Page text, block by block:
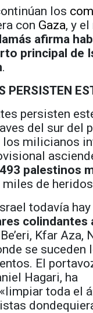
los
con Gaza, y
afirma
principal de
.
PERSISTEN
persisten
del sur del
los milicianos
palestinos
miles de
todavía hay
colindantes
Kfar Aza,
se suceden
El
Hagari, ha
toda el